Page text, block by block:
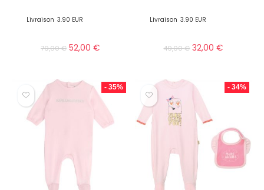
Livraison 3.90 EUR
79,00€ 52,00 €
Livraison 3.90 EUR
49,00€ 32,00€
- 35% - 34%